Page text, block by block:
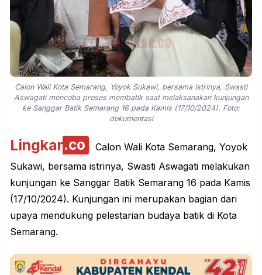
Calon Wali Kota Semarang, Yoyok Sukawi, bersama istrinya, Swasti
Aswagati mencoba proses membatik saat melaksanakan kunjungan
ke Sanggar Batik Semarang 16 pada Kamis (17/10/2024). Foto:
dokumentasi
Lingkar.co
Calon Wali Kota Semarang, Yoyok
Sukawi, bersama istrinya, Swasti Aswagati melakukan
kunjungan ke Sanggar Batik Semarang 16 pada Kamis
(17/10/2024). Kunjungan ini merupakan bagian dari
upaya mendukung pelestarian budaya batik di Kota
Semarang.